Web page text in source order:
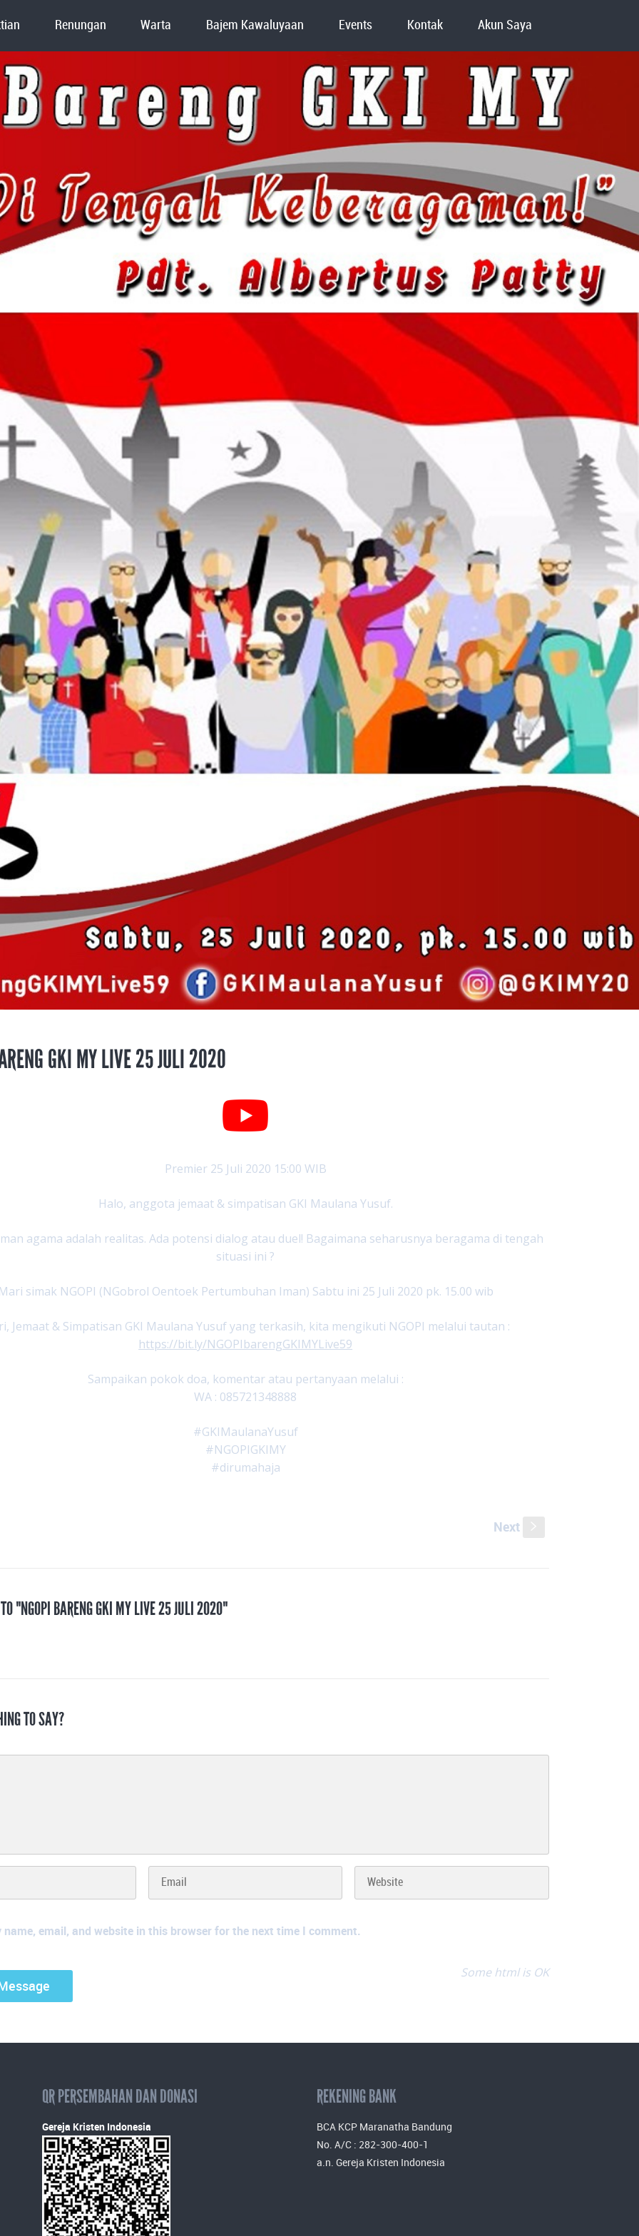
Renungan Warta Bajem Kawaluyaan Events Kontak Akun Saya
GKI MY LIVE 25 JULI 2020
Premier 25 Juli 2020 15:00 WIB
Halo, anggota jemaat & simpatisan GKI Maulana Yusuf.
agama adalah realitas. Ada potensi dialog atau duel! Bagaimana seharusnya beragama di tengah
situasi ini ?
Mari simak NGOPI (NGobrol Oentoek Pertumbuhan Iman) Sabtu ini 25 Juli 2020 pk. 15.00 wib
Jemaat & Simpatisan GKI Maulana Yusuf yang terkasih, kita mengikuti NGOPI melalui tautan :
https://bit.ly/NGOPIbarengGKIMYLive59
Sampaikan pokok doa, komentar atau pertanyaan melalui :
WA : 085721348888
#GKIMaulanaYusuf
#NGOPIGKIMY
#dirumahaja
Next
"NGOPI BARENG GKI MY LIVE 25 JULI 2020"
TO SAY?
name, email, and website in this browser for the next time I comment.
Some html is OK
QR PERSEMBAHAN DAN DONASI
Gereja Kristen Indonesia
REKENING BANK
BCA KCP Maranatha Bandung
No. A/C : 282-300-400-1
a.n. Gereja Kristen Indonesia